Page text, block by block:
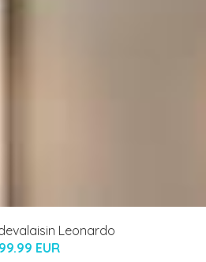
Leonardo
99.99 EUR